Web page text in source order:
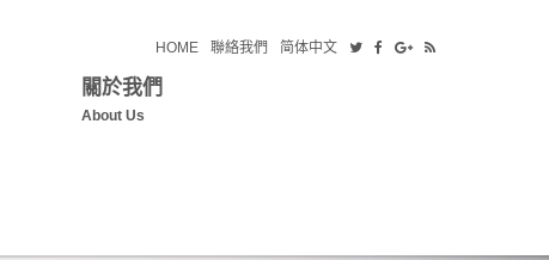
HOME 聯絡我們 简体中文
關於我們
About Us